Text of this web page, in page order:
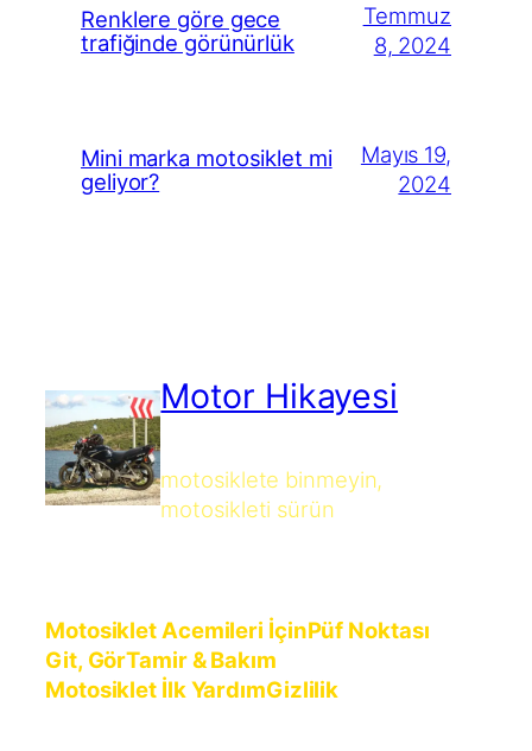
Renklere göre gece
trafiğinde görünürlük
Temmuz
8, 2024
Mini marka motosiklet mi
geliyor?
Mayıs 19,
2024
Motor Hikayesi
motosiklete binmeyin,
motosikleti sürün
Motosiklet Acemileri İçinPüf Noktası
Git, GörTamir & Bakım
Motosiklet İlk YardımGizlilik